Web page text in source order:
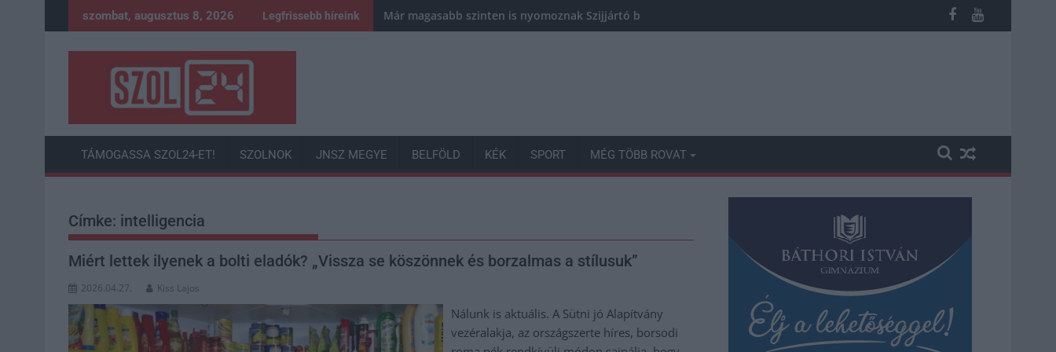
to
szombat, augusztus 8, 2026 Legfrissebb híreink Már magasabb szinten is nyomoznak Szijjártó büntetőügyében, vesztegetés miatt 3 év letöltendőt kaphat és ez csak az
TÁMOGASSA SZOL24-ET! SZOLNOK JNSZ MEGYE BELFÖLD KÉK SPORT MÉG TÖBB ROVAT
Címke: intelligencia
Miért lettek ilyenek a bolti eladók? „Vissza se köszönnek és borzalmas a stílusuk”
2026.04.27. Kiss Lajos
Nálunk is aktuális. A Sütni jó Alapítvány
vezéralakja, az országszerte híres, borsodi